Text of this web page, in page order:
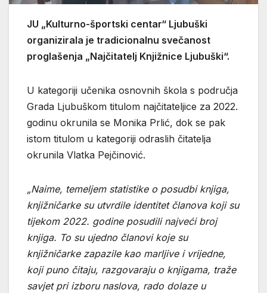
JU „Kulturno-športski centar“ Ljubuški
organizirala je tradicionalnu svečanost
proglašenja „Najčitatelj Knjižnice Ljubuški“.
U kategoriji učenika osnovnih škola s područja
Grada Ljubuškom titulom najčitateljice za 2022.
godinu okrunila se Monika Prlić, dok se pak
istom titulom u kategoriji odraslih čitatelja
okrunila Vlatka Pejčinović.
„Naime, temeljem statistike o posudbi knjiga,
knjižničarke su utvrdile identitet članova koji su
tijekom 2022. godine posudili najveći broj
knjiga. To su ujedno članovi koje su
knjižničarke zapazile kao marljive i vrijedne,
koji puno čitaju, razgovaraju o knjigama, traže
savjet pri izboru naslova, rado dolaze u